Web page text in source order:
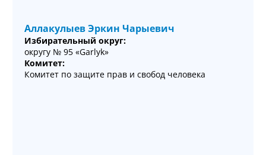
Аллакулыев Эркин Чарыевич
Избирательный округ:
округу № 95 «Garlyk»
Комитет:
Комитет по защите прав и свобод человека